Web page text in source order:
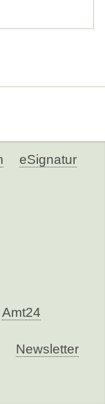
eSignatur
Amt24
Newsletter